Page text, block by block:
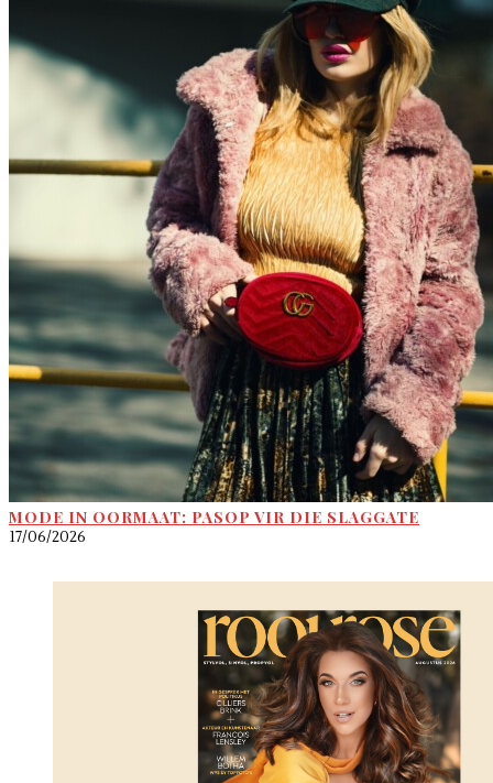
MODE IN OORMAAT: PASOP VIR DIE SLAGGATE
17/06/2026